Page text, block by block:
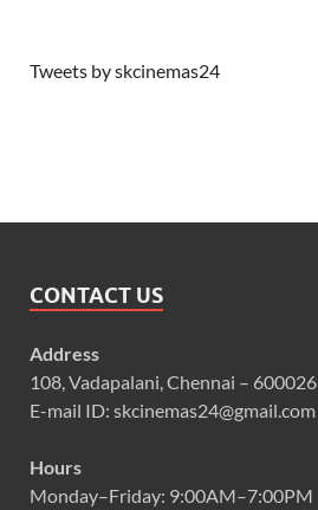
Tweets by skcinemas24
CONTACT US
Address
108, Vadapalani, Chennai – 600026
E-mail ID: skcinemas24@gmail.com
Hours
Monday–Friday: 9:00AM–7:00PM